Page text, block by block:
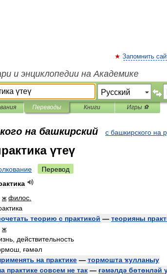
Запомнить
и энциклопедии на Академике
Переводы Книги Игры ⚽
на башкирский с башкирского на
үтеү
Перевод
ж филос
теорию с практикой — теорияны
ж
действительность
ғәмәл
на практике — тормошта ҡулланыу
практике совсем не так — ғәмәлдә бөтөнләй